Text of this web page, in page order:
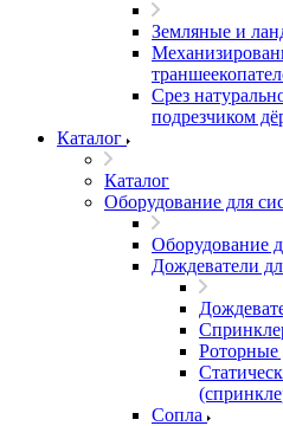
Земляные и
Срез
подрезчиком
Каталог
Каталог
Оборудование для
Оборудование
Дождеватели
Роторные
Сопла